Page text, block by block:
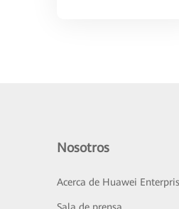
Nosotros
Acerca de Huawei